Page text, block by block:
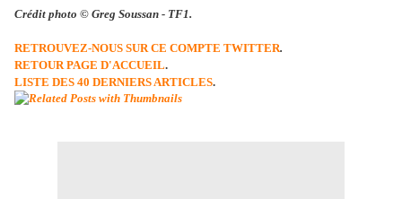
Crédit photo © Greg Soussan - TF1.
RETROUVEZ-NOUS SUR CE COMPTE TWITTER.
RETOUR PAGE D'ACCUEIL.
LISTE DES 40 DERNIERS ARTICLES.